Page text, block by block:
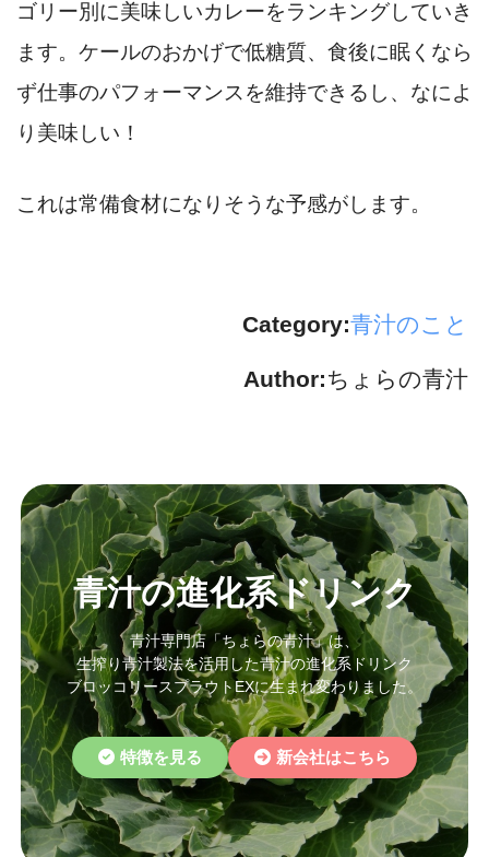
ゴリー別に美味しいカレーをランキングしていき
ます。ケールのおかげで低糖質、食後に眠くなら
ず仕事のパフォーマンスを維持できるし、なによ
り美味しい！
これは常備食材になりそうな予感がします。
Category:青汁のこと
Author:ちょらの青汁
青汁の進化系ドリンク
青汁専門店「ちょらの青汁」は、
生搾り青汁製法を活用した青汁の進化系ドリンク
ブロッコリースプラウトEXに生まれ変わりました。
特徴を見る 新会社はこちら